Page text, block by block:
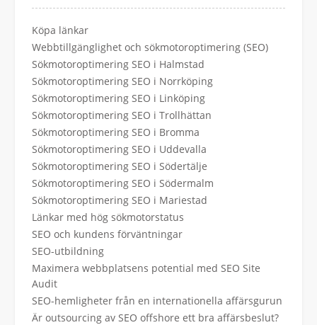
Köpa länkar
Webbtillgänglighet och sökmotoroptimering (SEO)
Sökmotoroptimering SEO i Halmstad
Sökmotoroptimering SEO i Norrköping
Sökmotoroptimering SEO i Linköping
Sökmotoroptimering SEO i Trollhättan
Sökmotoroptimering SEO i Bromma
Sökmotoroptimering SEO i Uddevalla
Sökmotoroptimering SEO i Södertälje
Sökmotoroptimering SEO i Södermalm
Sökmotoroptimering SEO i Mariestad
Länkar med hög sökmotorstatus
SEO och kundens förväntningar
SEO-utbildning
Maximera webbplatsens potential med SEO Site
Audit
SEO-hemligheter från en internationella affärsgurun
Är outsourcing av SEO offshore ett bra affärsbeslut?